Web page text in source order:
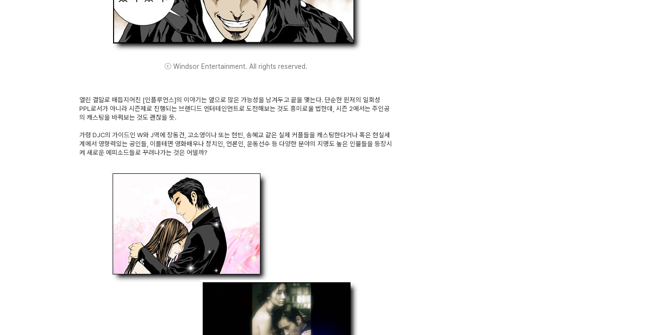
ⓒ Windsor Entertainment. All rights reserved.
열린 결말로 매듭지어진 [인플루언스]의 이야기는 앞으로 많은 가능성을 남겨두고 끝을 맺는다. 단순한 윈저의 일회성
PPL로서가 아니라 시즌제로 진행되는 브랜디드 엔터테인먼트로 도전해보는 것도 흥미로울 법한데, 시즌 2에서는 주인공
의 캐스팅을 바꿔보는 것도 괜찮을 듯.
가령 DJC의 가이드인 W와 J역에 장동건, 고소영이나 또는 현빈, 송혜교 같은 실제 커플들을 캐스팅한다거나 혹은 현실세
계에서 영향력있는 공인들, 이를테면 영화배우나 정치인, 언론인, 운동선수 등 다양한 분야의 지명도 높은 인물들을 등장시
켜 새로운 에피소드들로 꾸려나가는 것은 어떨까?